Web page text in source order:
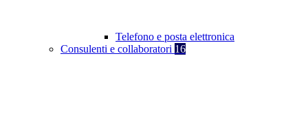
Telefono e posta elettronica
Consulenti e collaboratori 16